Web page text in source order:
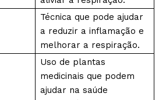
Técnica que pode ajudar
a reduzir a inflamação e
melhorar a respiração.
Uso de plantas
medicinais que podem
ajudar na saúde